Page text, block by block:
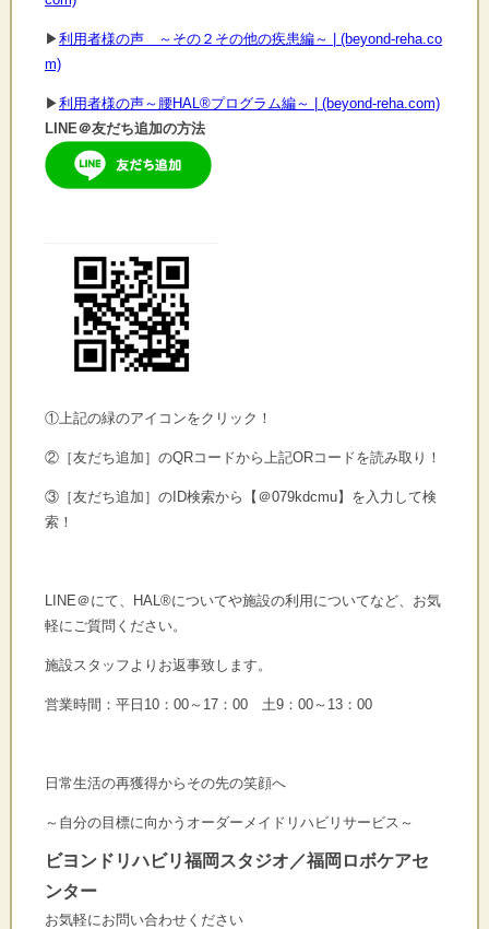
▶利用者様の声 ～その２その他の疾患編～ | (beyond-reha.co
m)
▶利用者様の声～腰HAL®プログラム編～ | (beyond-reha.com)
LINE＠友だち追加の方法
①上記の緑のアイコンをクリック！
②［友だち追加］のQRコードから上記ORコードを読み取り！
③［友だち追加］のID検索から【＠079kdcmu】を入力して検
索！
LINE＠にて、HAL®についてや施設の利用についてなど、お気
軽にご質問ください。
施設スタッフよりお返事致します。
営業時間：平日10：00～17：00 土9：00～13：00
日常生活の再獲得からその先の笑顔へ
～自分の目標に向かうオーダーメイドリハビリサービス～
ビヨンドリハビリ福岡スタジオ／福岡ロボケアセ
ンター
お気軽にお問い合わせください